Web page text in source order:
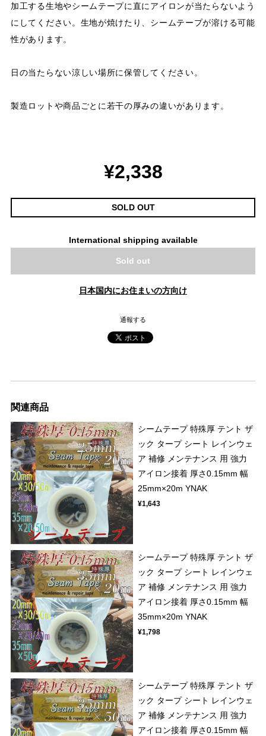
加工する生地やシームテープに直にアイロンが当たらないよう
にしてください。生地が焼けたり、シームテープが溶ける可能
性があります。
日の当たらない涼しい場所に保管してください。
製造ロットや商品ごとに若干の厚みの違いがあります。
¥2,338
SOLD OUT
International shipping available
Sold out
日本国内にお住まいの方向け
通報する
関連商品
シームテープ 特殊厚 テント ザ
ック タープ シート レインウェ
ア 補修 メンテナンス 用 強力
アイロン接着 厚さ0.15mm 幅
25mm×20m YNAK
¥1,643
シームテープ 特殊厚 テント ザ
ック タープ シート レインウェ
ア 補修 メンテナンス 用 強力
アイロン接着 厚さ0.15mm 幅
35mm×20m YNAK
¥1,798
シームテープ 特殊厚 テント ザ
ック タープ シート レインウェ
ア 補修 メンテナンス 用 強力
アイロン接着 厚さ0.15mm 幅